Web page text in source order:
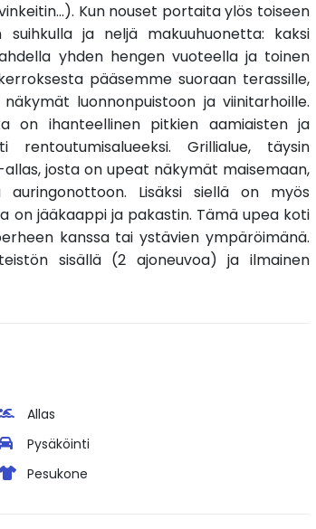
Kun nouset portaita ylös toiseen
ja neljä makuuhuonetta: kaksi
yhden hengen vuoteella ja toinen
pääsemme suoraan terassille,
luonnonpuistoon ja viinitarhoille.
on ihanteellinen pitkien aamiaisten ja
Grillialue, täysin
josta on upeat näkymät maisemaan,
Lisäksi siellä on myös
on jääkaappi ja pakastin. Tämä upea koti
kanssa tai ystävien ympäröimänä.
sisällä (2 ajoneuvoa) ja ilmainen
Allas
Pysäköinti
Pesukone